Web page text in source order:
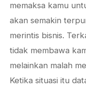
memaksa kamu
akan semakin
merintis bisnis.
tidak membawa
melainkan malah
Ketika situasi itu